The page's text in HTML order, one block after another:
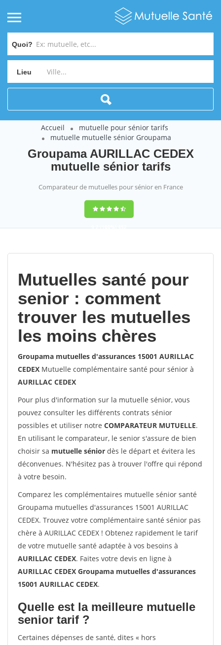
Quoi?
Lieu
Accueil
mutuelle pour sénior tarifs
mutuelle mutuelle sénior Groupama
Groupama AURILLAC CEDEX
mutuelle sénior tarifs
Comparateur de mutuelles pour sénior en France
9,2(100%)452
Mutuelles santé pour
senior : comment
trouver les mutuelles
les moins chères
Groupama mutuelles d'assurances 15001 AURILLAC
CEDEX Mutuelle complémentaire santé pour sénior à
AURILLAC CEDEX
Pour plus d'information sur la mutuelle sénior, vous
pouvez consulter les différents contrats sénior
possibles et utiliser notre COMPARATEUR MUTUELLE.
En utilisant le comparateur, le senior s'assure de bien
choisir sa mutuelle sénior dès le départ et évitera les
déconvenues. N'hésitez pas à trouver l'offre qui répond
à votre besoin.
Comparez les complémentaires mutuelle sénior santé
Groupama mutuelles d'assurances 15001 AURILLAC
CEDEX. Trouvez votre complémentaire santé sénior pas
chère à AURILLAC CEDEX ! Obtenez rapidement le tarif
de votre mutuelle santé adaptée à vos besoins à
AURILLAC CEDEX. Faites votre devis en ligne à
AURILLAC CEDEX Groupama mutuelles d'assurances
15001 AURILLAC CEDEX.
Quelle est la meilleure mutuelle
senior tarif ?
Certaines dépenses de santé, dites « hors